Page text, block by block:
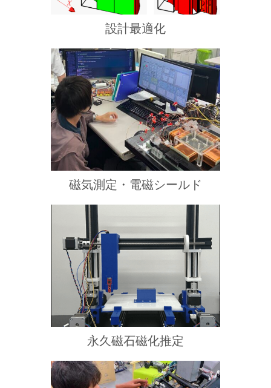
設計最適化
磁気測定・電磁シールド
永久磁石磁化推定